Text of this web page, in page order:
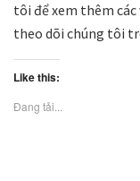
tôi để xem thêm các
theo dõi chúng tôi
Like this:
Đang tải...